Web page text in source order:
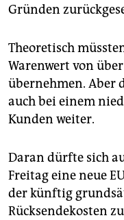
Gründen
Theoretisch
Warenwert von
übernehmen. Aber
auch bei einem
Kunden weiter.
Daran dürfte sich
Freitag eine neue
der künftig
Rücksendekosten